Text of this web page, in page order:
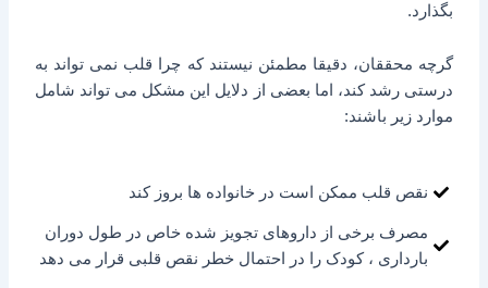
بگذارد.
گرچه محققان، دقیقا مطمئن نیستند که چرا قلب نمی تواند به
درستی رشد کند، اما بعضی از دلایل این مشکل می تواند شامل
موارد زیر باشند:
نقص قلب ممکن است در خانواده ها بروز کند
مصرف برخی از داروهای تجویز شده خاص در طول دوران
بارداری ، کودک را در احتمال خطر نقص قلبی قرار می دهد